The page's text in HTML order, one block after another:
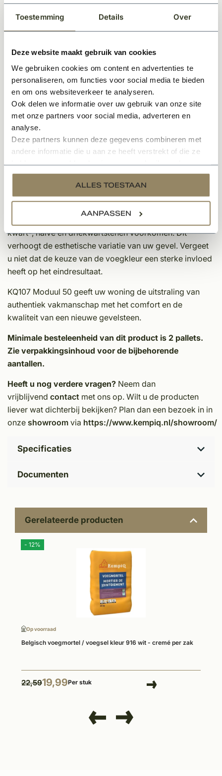
Toestemming Details Over
Deze website maakt gebruik van cookies
We gebruiken cookies om content en advertenties te
personaliseren, om functies voor social media te bieden
en om ons websiteverkeer te analyseren.
Ook delen we informatie over uw gebruik van onze site
met onze partners voor social media, adverteren en
analyse.
Deze partners kunnen deze gegevens combineren met
andere informatie die u aan ze heeft verstrekt of die ze
services.
ALLES TOESTAAN
AANPASSEN
Deze gevelsteen heeft een warme rood-oranje basistint
met subtiele beige en grijze nuances. Het samenspel
van kleuren en texturen zorgt voor een natuurlijke en
structuur) en handvorm- (generfde structuur)
technieken geeft de steen extra karakter en een
ambachtelijk effect.
Specificaties Gevelsteen KQ107 – Moduul 50:
Formaat:
Aantal stenen per m²:
Aantal stenen per pallet: 800 stuks
Materiaal:Zuivere klei
Geschikt voor alle bouwtypes, met nadruk op de
Kempische bouwstijl
kwart-, halve en driekwartstenen voorkomen. Dit
verhoogt de esthetische variatie van uw gevel. Vergeet
u niet dat de keuze van de voegkleur een sterke invloed
heeft op het eindresultaat.
KQ107 Moduul 50 geeft uw woning de uitstraling van
authentiek vakmanschap met het comfort en de
kwaliteit van een nieuwe gevelsteen.
Minimale besteleenheid van dit product is 2 pallets.
Zie verpakkingsinhoud voor de bijbehorende
aantallen.
Heeft u nog verdere vragen? Neem dan
vrijblijvend contact met ons op. Wilt u de producten
liever wat dichterbij bekijken? Plan dan een bezoek in in
onze showroom via https://www.kempiq.nl/showroom/
Specificaties
Documenten
Gerelateerde producten
- 12%
Op voorraad
Belgisch voegmortel / voegsel kleur 916 wit - cremé per zak
22,5919,99Per stuk